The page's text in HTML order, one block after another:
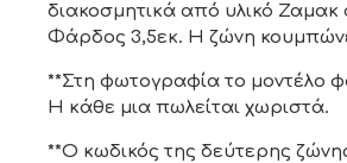
διακοσμητικά από υλικό Ζαμακ
Φάρδος 3,5εκ. Η ζώνη
**Στη φωτογραφία το μοντέλο
Η κάθε μια πωλείται χωριστά.
**Ο κωδικός της δεύτερης ζώνης